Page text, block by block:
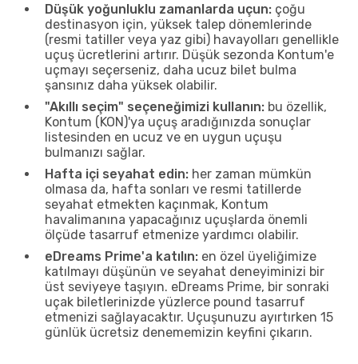
Düşük yoğunluklu zamanlarda uçun: çoğu
destinasyon için, yüksek talep dönemlerinde
(resmi tatiller veya yaz gibi) havayolları genellikle
uçuş ücretlerini artırır. Düşük sezonda Kontum'e
uçmayı seçerseniz, daha ucuz bilet bulma
şansınız daha yüksek olabilir.
"Akıllı seçim" seçeneğimizi kullanın: bu özellik,
Kontum (KON)'ya uçuş aradığınızda sonuçlar
listesinden en ucuz ve en uygun uçuşu
bulmanızı sağlar.
Hafta içi seyahat edin: her zaman mümkün
olmasa da, hafta sonları ve resmi tatillerde
seyahat etmekten kaçınmak, Kontum
havalimanına yapacağınız uçuşlarda önemli
ölçüde tasarruf etmenize yardımcı olabilir.
eDreams Prime'a katılın: en özel üyeliğimize
katılmayı düşünün ve seyahat deneyiminizi bir
üst seviyeye taşıyın. eDreams Prime, bir sonraki
uçak biletlerinizde yüzlerce pound tasarruf
etmenizi sağlayacaktır. Uçuşunuzu ayırtırken 15
günlük ücretsiz denememizin keyfini çıkarın.